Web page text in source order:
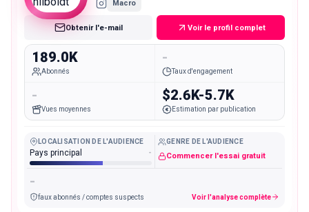
Macro
Obtenir l'e-mail Voir le profil complet
189.0K
Abonnés
-
Taux d'engagement
-
Vues moyennes
$2.6K-5.7K
Estimation par publication
LOCALISATION DE L'AUDIENCE
Pays principal -
GENRE DE L'AUDIENCE
Commencer l'essai gratuit
-
faux abonnés / comptes suspects Voir l'analyse complète